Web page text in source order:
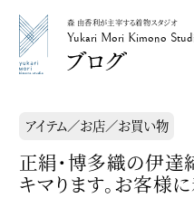
Yukari Mori Kimono Studio
森 由香利が主宰する着物スタジオ
Yukari Mori Kimono
アイテム／お店／お買い物
正絹・博多織の伊達
キマります。お客様